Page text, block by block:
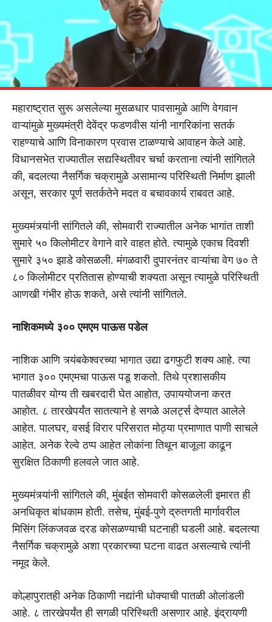
महाराष्ट्रात सुरू असलेल्या मुसळधार पावसामुळे आणि वेगवान
वाऱ्यांमुळे मुख्यमंत्री देवेंद्र फडणवीस यांनी नागरिकांना सतर्क
राहण्याचे आणि विनाकारण प्रवास टाळण्याचे आवाहन केले आहे.
विधानसभेत राज्यातील सद्यस्थितीवर चर्चा करताना त्यांनी सांगितले
की, बदलत्या नैसर्गिक चक्रामुळे असामान्य परिस्थिती निर्माण झाली
असून, सरकार पूर्ण सतर्कतेने मदत व बचावकार्य राबवत आहे.
मुख्यमंत्र्यांनी सांगितले की, सोमवारी राज्यातील अनेक भागांत ताशी
सुमारे ५० किलोमीटर वेगाने वारे वाहत होते. त्यामुळे एकाच दिवशी
सुमारे ३५० झाडे कोसळली. मंगळवारी दुपारनंतर वाऱ्यांचा वेग ७० ते
८० किलोमीटर प्रतितास होण्याची शक्यता असून त्यामुळे परिस्थिती
आणखी गंभीर होऊ शकते, असे त्यांनी सांगितले.
नाशिकमध्ये ३०० एमएम पाऊस पडेल
नाशिक आणि त्र्यंबकेश्वरच्या भागात उद्या ढगफुटी शक्य आहे. त्या
भागात ३०० एमएमचा पाऊस पडू शकतो. तिथे प्रशासकीय
पातळीवर योग्य ती खबरदारी घेत आहोत, उपाययोजना करत
आहोत. ८ तारखेपर्यंत सातत्याने हे सगळे अलर्ट्स देण्यात आलेले
आहेत. पालघर, वसई विरार परिसरात मोठ्या प्रमाणात पाणी साचले
आहेत. अनेक रेल्वे ठप्प आहेत लोकांना तिथून बाजूला काढून
सुरक्षित ठिकाणी हलवले जात आहे.
मुख्यमंत्र्यांनी सांगितले की, मुंबईत सोमवारी कोसळलेली इमारत ही
अनधिकृत बांधकाम होती. तसेच, मुंबई-पुणे द्रुतगती मार्गावरील
मिसिंग लिंकजवळ दरड कोसळण्याची घटनाही घडली आहे. बदलत्या
नैसर्गिक चक्रामुळे अशा प्रकारच्या घटना वाढत असल्याचे त्यांनी
नमूद केले.
कोल्हापुरातही अनेक ठिकाणी नद्यांनी धोक्याची पातळी ओलांडली
आहे. ८ तारखेपर्यंत ही सगळी परिस्थिती असणार आहे. इंद्रायणी